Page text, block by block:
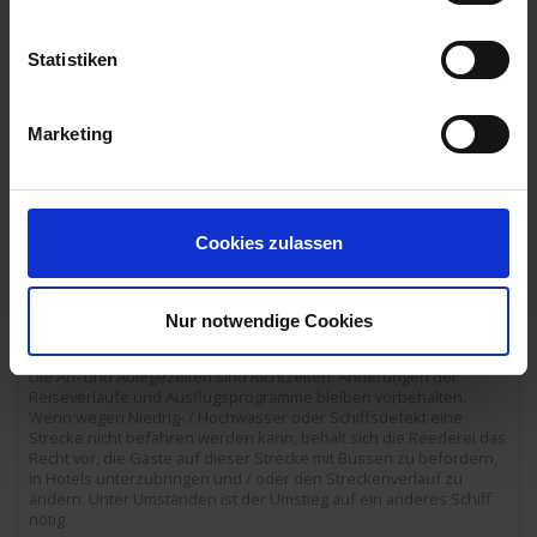
Statistiken
Marketing
Cookies zulassen
Nur notwendige Cookies
Basel / Schweiz
Markt- und Münsterplatz (endet ca. 11:00 Uhr am Bahnhof Basel
Bad).
Die mit Ausflugspaket gekennzeichneten
Ausflüge können vorab als Ausflugspaket zum Vorzugspreis von €
209,- pro Person oder einzeln an Bord gebucht werden. Alle
weitere Ausflüge sind nur an Bord buchbar. Aktiverlebnis – eine E-
Bike Tour kann zusätzlich an Bord gebucht werden.
Die An- und Ablegezeiten sind Richtzeiten. Änderungen der
Wenn wegen Niedrig- / Hochwasser oder Schiffsdefekt eine
Strecke nicht befahren werden kann, behält sich die Reederei das
Recht vor, die Gäste auf dieser Strecke mit Bussen zu befördern,
in Hotels unterzubringen und / oder den Streckenverlauf zu
ändern. Unter Umständen ist der Umstieg auf ein anderes Schiff
nötig.